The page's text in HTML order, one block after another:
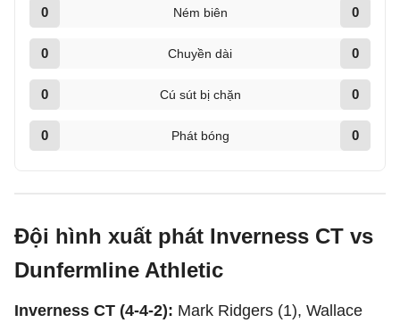
0 Ném biên 0
0 Chuyền dài 0
0 Cú sút bị chặn 0
0 Phát bóng 0
Đội hình xuất phát Inverness CT vs
Dunfermline Athletic
Inverness CT (4-4-2): Mark Ridgers (1), Wallace